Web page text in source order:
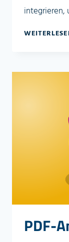
integrieren,
PDF-